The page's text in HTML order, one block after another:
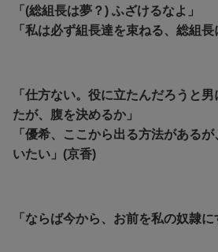
「(総組長は夢？) ふざけるなよ」
「私は必ず組長達を束ねる、総組
「仕方ない。役に立たんだろうと
たが、腹を決めるか」
「優希、ここから出る方法がある
いたい」(京香)
「ならば今から、お前を私の奴隷